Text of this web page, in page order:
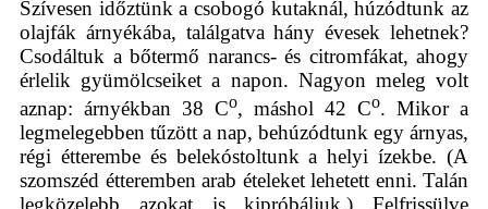
Szívesen időztünk a csobogó kutaknál, húzódtunk az
olajfák árnyékába, találgatva hány évesek lehetnek?
Csodáltuk a bőtermő narancs- és citromfákat, ahogy
érlelik gyümölcseiket a napon. Nagyon meleg volt
aznap: árnyékban 38 Co, máshol 42 Co. Mikor a
legmelegebben tűzött a nap, behúzódtunk egy árnyas,
régi étterembe és belekóstoltunk a helyi ízekbe. (A
szomszéd étteremben arab ételeket lehetett enni. Talán
legközelebb azokat is kipróbáljuk.) Felfrissülve